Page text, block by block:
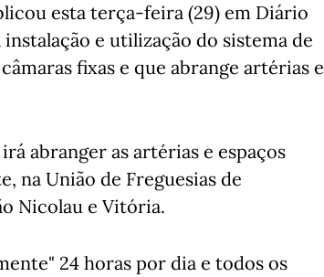
esta terça-feira (29) em Diário
e utilização do sistema de
fixas e que abrange artérias e
abranger as artérias e espaços
na União de Freguesias de
Nicolau e Vitória.
24 horas por dia e todos os